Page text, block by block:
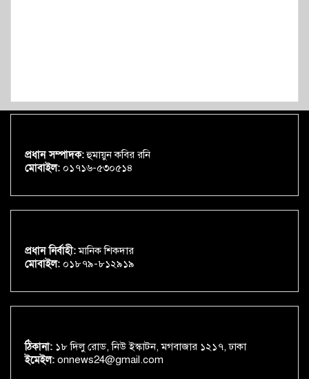
প্রধান সম্পাদক:হুমায়ুন কবির রনি
মোবাইল: ০১৭১৬-৫৩০৫১৪
প্রধান নির্বাহী:মানিক শিকদার
মোবাইল: ০১৮৭৯-৮১২৯১৯
ঠিকানা: ১৮ দিলু রোড, নিউ ইস্কাটন, মগবাজার ১২১৭, ঢাকা
ইমেইল: onnews24@gmail.com